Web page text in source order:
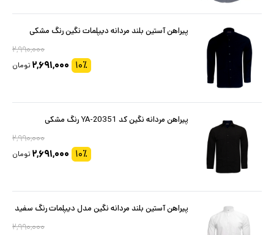
پیراهن آستین بلند مردانه دیپلمات نگین رنگ مشکی
۲,۹۹۰,۰۰۰
۱۰٪ ۲,۶۹۱,۰۰۰ تومان
پیراهن مردانه نگین کد YA-20351 رنگ مشکی
۲,۹۹۰,۰۰۰
۱۰٪ ۲,۶۹۱,۰۰۰ تومان
پیراهن آستین بلند مردانه نگین مدل دیپلمات رنگ سفید
۲,۹۹۰,۰۰۰